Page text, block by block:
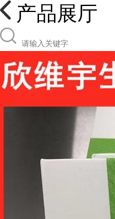
产品展厅